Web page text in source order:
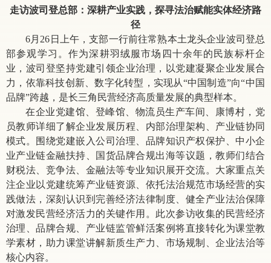
走访波司登总部：深耕产业实践，探寻法治赋能实体经济路
径
6月26日上午，支部一行前往常熟本土龙头企业波司登总
部参观学习。作为深耕羽绒服市场四十余年的民族标杆企
业，波司登坚持党建引领企业治理，以党建凝聚企业发展合
力，依靠科技创新、数字化转型，实现从“中国制造”向“中国
品牌”跨越，是长三角民营经济高质量发展的典型样本。
在企业党建馆、登峰馆、物流员生产车间、康博村，党
员教师详细了解企业发展历程、内部治理架构、产业链协同
模式。围绕党建嵌入公司治理、品牌知识产权保护、中小企
业产业链金融扶持、国货品牌合规出海等议题，教师们结合
财税法、竞争法、金融法等专业知识展开交流。大家重点关
注企业以党建统筹产业链资源、依托法治规范市场经营的实
践做法，深刻认识到完善经济法律制度、健全产业法治保障
对激发民营经济活力的关键作用。此次参访收集的民营经济
治理、品牌合规、产业链监管鲜活案例将直接转化为课堂教
学素材，助力课堂讲解新质生产力、市场规制、企业法治等
核心内容。